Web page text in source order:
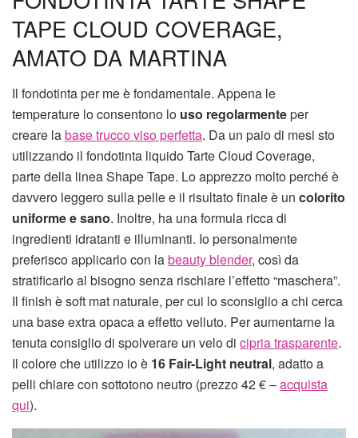
TAPE CLOUD COVERAGE,
AMATO DA MARTINA
Il fondotinta per me è fondamentale. Appena le
temperature lo consentono lo uso regolarmenteper
creare labase trucco viso perfetta. Da un paio di mesi sto
utilizzando il fondotinta liquido Tarte Cloud Coverage,
parte della linea Shape Tape. Lo apprezzo molto perché è
davvero leggero sulla pelle e il risultato finale è un colorito
uniforme e sano. Inoltre, ha una formula ricca di
ingredienti idratanti e illuminanti. Io personalmente
preferisco applicarlo con labeauty blender, così da
stratificarlo al bisogno senza rischiare l’effetto “maschera”.
Il finish è soft mat naturale, per cui lo sconsiglio a chi cerca
una base extra opaca a effetto velluto. Per aumentarne la
tenuta consiglio di spolverare un velo di cipria trasparente.
Il colore che utilizzo io è 16 Fair-Light neutral, adatto a
pelli chiare con sottotono neutro (prezzo 42 € –acquista
qui).